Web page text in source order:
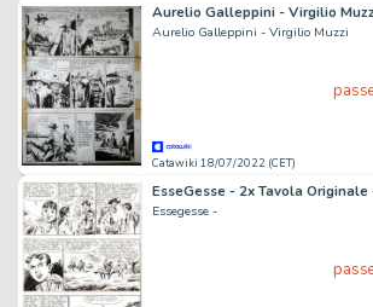
Aurelio Galleppini - Virgilio Muzzi
Catawiki 18/07/2022 (CET)
Essegesse -